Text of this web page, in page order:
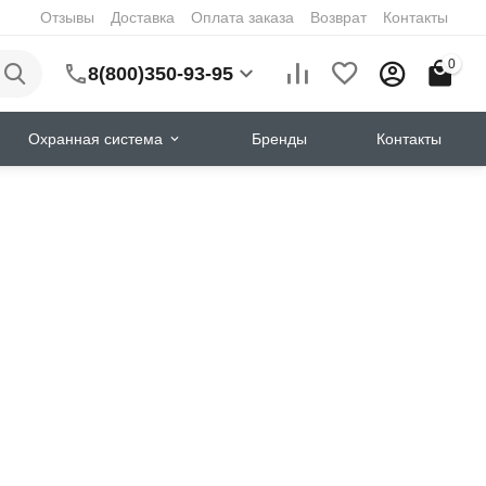
Отзывы Доставка Оплата заказа Возврат Контакты
8(800)350-93-95 0
Охранная система Бренды Контакты